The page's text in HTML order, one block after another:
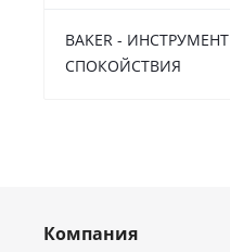
BAKER - ИНСТРУМЕНТ
СПОКОЙСТВИЯ
Компания